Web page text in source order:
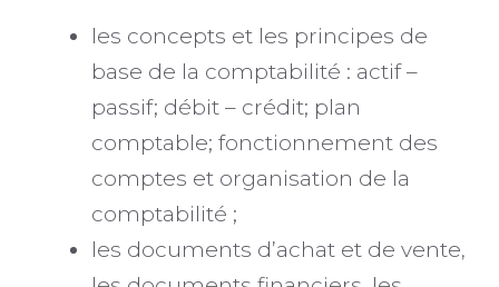
les concepts et les principes de
base de la comptabilité : actif –
passif; débit – crédit; plan
comptable; fonctionnement des
comptes et organisation de la
comptabilité ;
les documents d’achat et de vente,